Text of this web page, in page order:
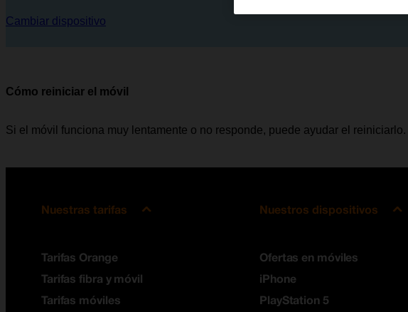
Cambiar dispositivo
Cómo reiniciar el móvil
Si el móvil funciona muy lentamente o no responde, puede ayudar el reiniciarlo.
Nuestras tarifas
Tarifas Orange
Tarifas fibra y móvil
Tarifas móviles
Nuestros dispositivos
Ofertas en móviles
iPhone
PlayStation 5